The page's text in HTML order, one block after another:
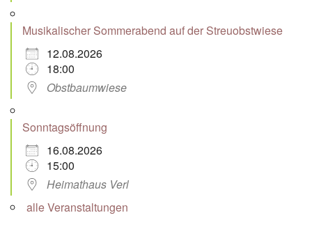
Musikalischer Sommerabend auf der Streuobstwiese
12.08.2026
18:00
Obstbaumwiese
Sonntagsöffnung
16.08.2026
15:00
Heimathaus Verl
alle Veranstaltungen